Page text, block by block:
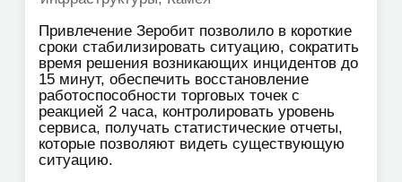
ИТ аутстаффинг
ИТ для медицины
ИТ для ритейла
Удаленные услуги